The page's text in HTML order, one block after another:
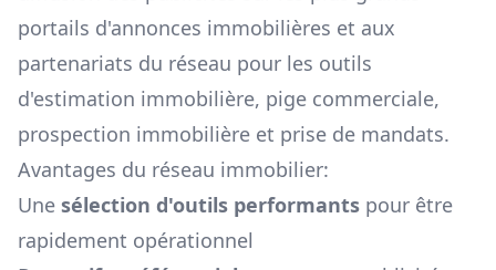
portails d'annonces immobilières et aux
partenariats du réseau pour les outils
d'estimation immobilière, pige commerciale,
prospection immobilière et prise de mandats.
Avantages du réseau immobilier:
Une sélection d'outils performants pour être
rapidement opérationnel